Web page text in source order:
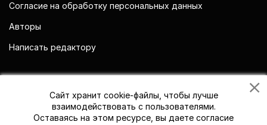
Согласие на обработку персональных данных
Авторы
Написать редактору
Сайт хранит cookie-файлы, чтобы лучше
взаимодействовать с пользователями.
Оставаясь на этом ресурсе, вы даете согласие